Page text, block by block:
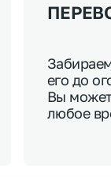
его до
Вы
любое